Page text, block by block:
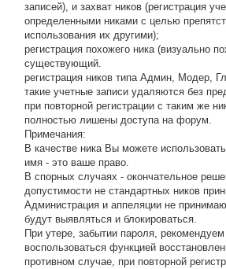
записей), и захват ников (регистрация
определенными никами с целью
использования их другими);
регистрация похожего ника (визуально
существующий.
регистрация ников типа Админ, Модер,
такие учетные записи удаляются без
при повторной регистрации с таким же
полностью лишены доступа на форум.
Примечания:
В качестве ника Вы можете
имя - это ваше право.
В спорных случаях - окончательное
допустимости не стандартных ников
Администрация и аппеляции не
будут выявляться и блокироваться.
При утере, забытии пароля, рекомендуем
воспользоваться функцией
противном случае, при повторной